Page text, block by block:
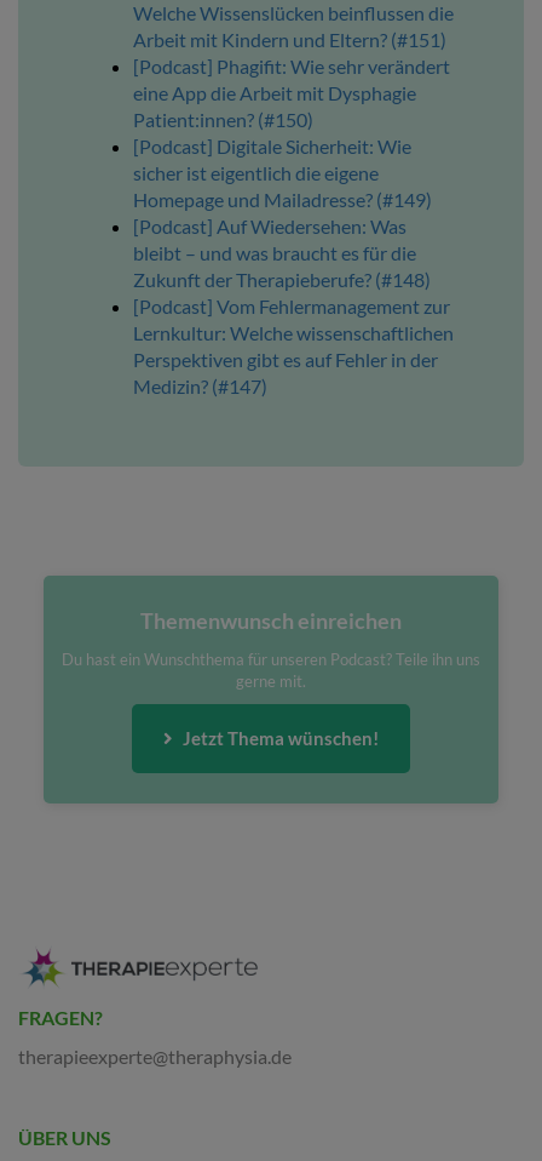
Welche Wissenslücken beinflussen die
Arbeit mit Kindern und Eltern? (#151)
[Podcast] Phagifit: Wie sehr verändert
eine App die Arbeit mit Dysphagie
Patient:innen? (#150)
[Podcast] Digitale Sicherheit: Wie
sicher ist eigentlich die eigene
Homepage und Mailadresse? (#149)
[Podcast] Auf Wiedersehen: Was
bleibt – und was braucht es für die
Zukunft der Therapieberufe? (#148)
[Podcast] Vom Fehlermanagement zur
Lernkultur: Welche wissenschaftlichen
Perspektiven gibt es auf Fehler in der
Medizin? (#147)
Themenwunsch einreichen
Du hast ein Wunschthema für unseren Podcast? Teile ihn uns
gerne mit.
Jetzt Thema wünschen!
FRAGEN?
therapieexperte@theraphysia.de
ÜBER UNS